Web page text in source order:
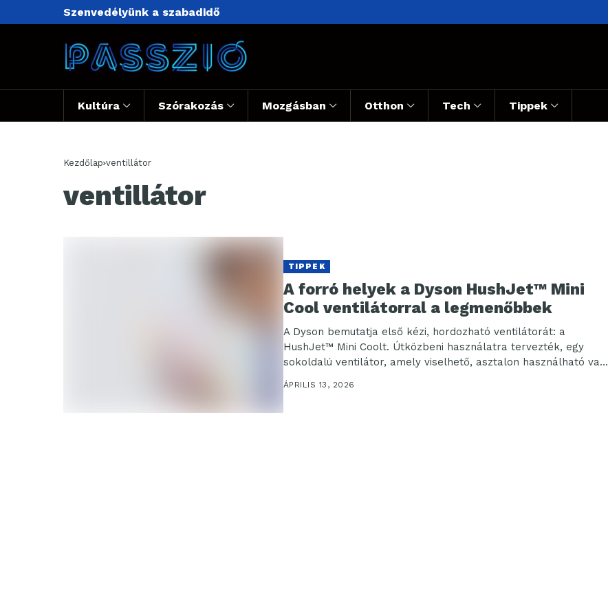
Szenvedélyünk a szabadidő
Kultúra Szórakozás Mozgásban Otthon Tech Tippek
Kezdőlap ventillátor
ventillátor
TIPPEK
A forró helyek a Dyson HushJet™ Mini
Cool ventilátorral a legmenőbbek
A Dyson bemutatja első kézi, hordozható ventilátorát: a
HushJet™ Mini Coolt. Útközbeni használatra tervezték, egy
sokoldalú ventilátor, amely viselhető, asztalon használható vagy
kézben...
ÁPRILIS 13, 2026